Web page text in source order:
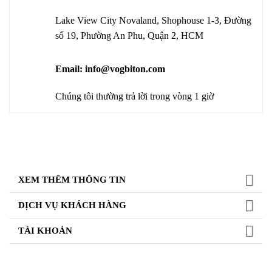
Lake View City Novaland, Shophouse 1-3, Đường
số 19, Phường An Phu, Quận 2, HCM
Email: info@vogbiton.com
Chúng tôi thường trả lời trong vòng 1 giờ
XEM THÊM THÔNG TIN
DỊCH VỤ KHÁCH HÀNG
TÀI KHOẢN